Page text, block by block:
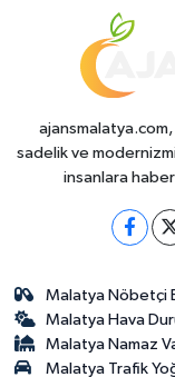
sadelik ve
insanlara
Malatya Nöbetçi
Malatya Hava
Malatya Namaz
Malatya Trafik